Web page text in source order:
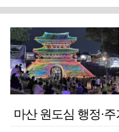
마산 원도심 행정·